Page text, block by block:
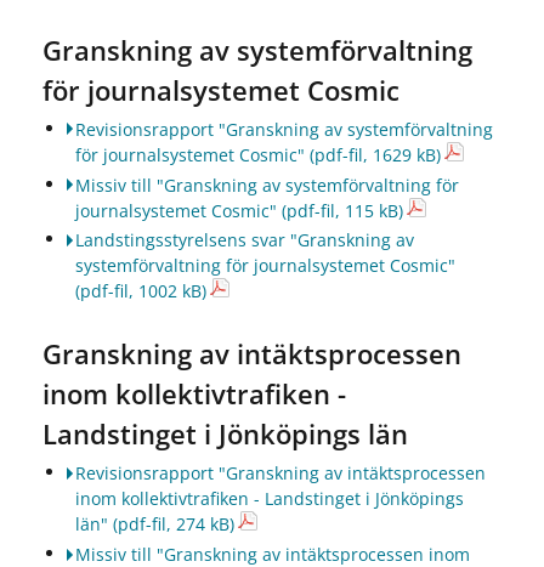
Granskning av systemförvaltning
för journalsystemet Cosmic
Revisionsrapport "Granskning av systemförvaltning
för journalsystemet Cosmic" (pdf-fil, 1629 kB)
Missiv till "Granskning av systemförvaltning för
journalsystemet Cosmic" (pdf-fil, 115 kB)
Landstingsstyrelsens svar "Granskning av
systemförvaltning för journalsystemet Cosmic"
(pdf-fil, 1002 kB)
Granskning av intäktsprocessen
inom kollektivtrafiken -
Landstinget i Jönköpings län
Revisionsrapport "Granskning av intäktsprocessen
inom kollektivtrafiken - Landstinget i Jönköpings
län" (pdf-fil, 274 kB)
Missiv till "Granskning av intäktsprocessen inom